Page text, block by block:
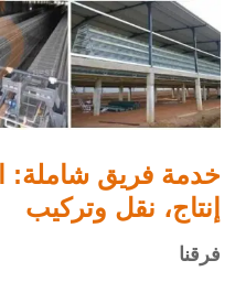
خدمة فريق شاملة:
إنتاج، نقل وتركيب
فرقنا